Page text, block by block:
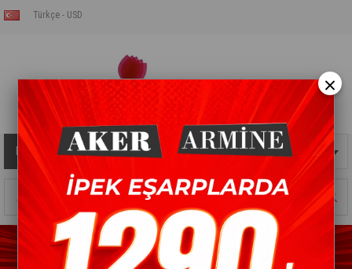
Türkçe - USD
Kategoriler Sepetim 0 Ürün
×